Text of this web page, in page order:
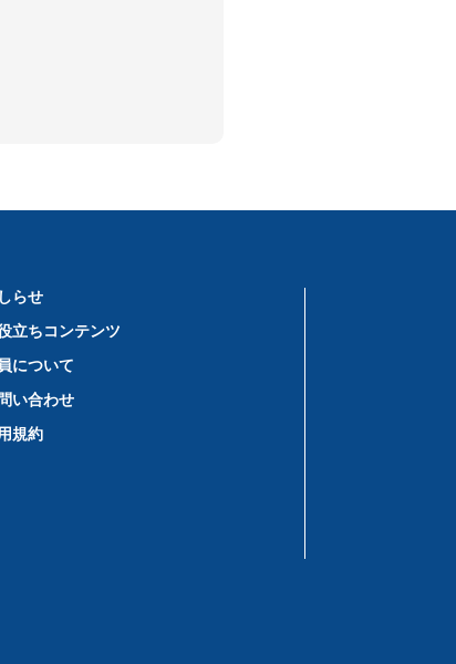
らせ
立ちコンテンツ
について
い合わせ
規約